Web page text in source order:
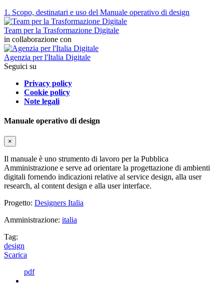
1. Scopo, destinatari e uso del Manuale operativo di design
Team per la Trasformazione Digitale
in collaborazione con
Agenzia per l'Italia Digitale
Seguici su
Privacy policy
Cookie policy
Note legali
Manuale operativo di design
×
Il manuale è uno strumento di lavoro per la Pubblica
Amministrazione e serve ad orientare la progettazione di ambienti
digitali fornendo indicazioni relative al service design, alla user
research, al content design e alla user interface.
Progetto: Designers Italia
Amministrazione: italia
Tag:
design
Scarica
pdf